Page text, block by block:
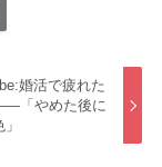
婚活で疲れた
「やめた後に